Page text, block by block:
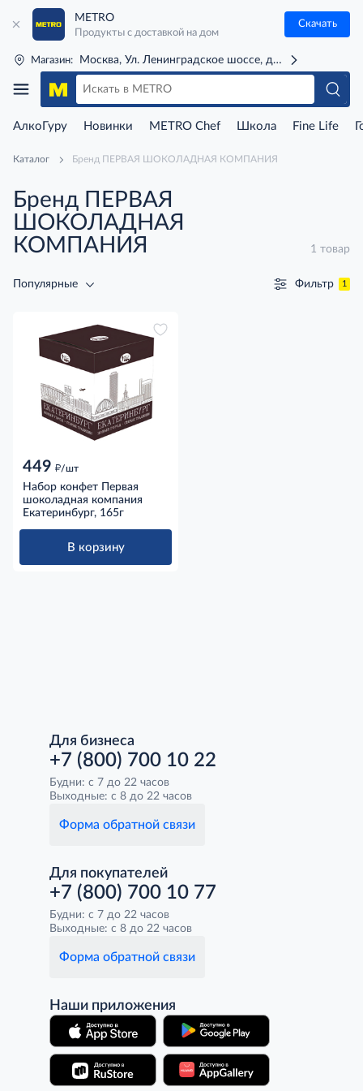
METRO
Продукты с доставкой на дом
Скачать
Магазин: Москва, Ул. Ленинградское шоссе, д. 71Г (м. Речной
АлкоГуру Новинки METRO Chef Школа Fine Life
Каталог Бренд ПЕРВАЯ ШОКОЛАДНАЯ КОМПАНИЯ
Бренд ПЕРВАЯ
ШОКОЛАДНАЯ
КОМПАНИЯ
1 товар
Популярные Фильтр 1
449 д/шт
Набор конфет Первая
шоколадная компания
Екатеринбург, 165г
В корзину
Для бизнеса
+7 (800) 700 10 22
Будни: с 7 до 22 часов
Выходные: с 8 до 22 часов
Форма обратной связи
Для покупателей
+7 (800) 700 10 77
Будни: с 7 до 22 часов
Выходные: с 8 до 22 часов
Форма обратной связи
Наши приложения